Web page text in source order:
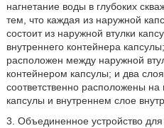
нагнетание воды в глубоких
тем, что каждая из наружной
состоит из наружной втулки
внутреннего контейнера
расположен между наружной
контейнером капсулы; и два
соответственно расположены
капсулы и внутреннем слое
3. Объединенное устройство для